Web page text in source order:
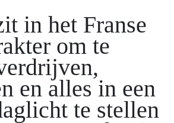
in het Franse
om te
en alles in een
te stellen